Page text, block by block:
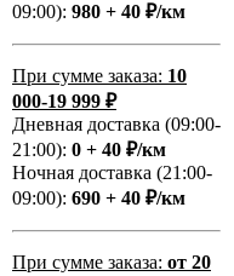
09:00): 980 + 40 ₽/км
При сумме заказа: 10
000-19 999 ₽
Дневная доставка (09:00-
21:00): 0 + 40 ₽/км
Ночная доставка (21:00-
09:00): 690 + 40 ₽/км
При сумме заказа: от 20